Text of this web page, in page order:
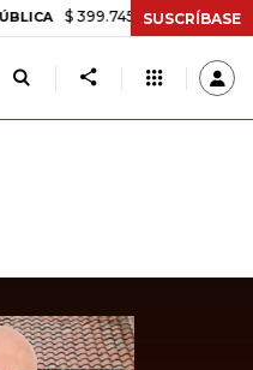
$ 399.745,16 +$ 2.295,71 +0,58%
SUSCRÍBASE